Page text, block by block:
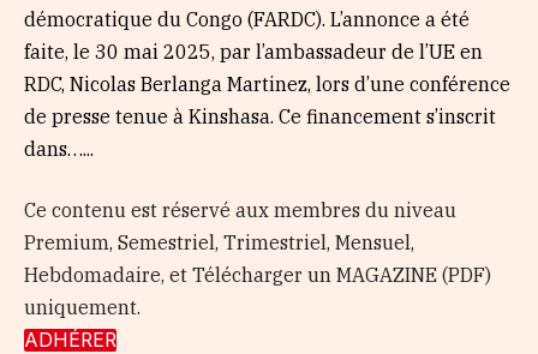
démocratique du Congo (FARDC). L’annonce a été
faite, le 30 mai 2025, par l’ambassadeur de l’UE en
RDC, Nicolas Berlanga Martinez, lors d’une conférence
de presse tenue à Kinshasa. Ce financement s’inscrit
dans…...
Ce contenu est réservé aux membres du niveau
Premium, Semestriel, Trimestriel, Mensuel,
Hebdomadaire, et Télécharger un MAGAZINE (PDF)
uniquement.
ADHÉRER